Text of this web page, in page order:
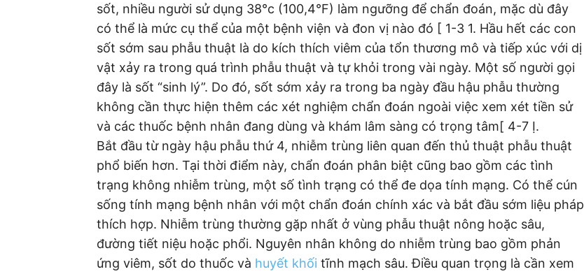
sốt, nhiều người sử dụng 38°c (100,4°F) làm ngưỡng để chẩn đoán, mặc dù đây
có thể là mức cụ thể của một bệnh viện và đon vị nào đó [ 1-3 1. Hầu hết các con
sốt sớm sau phẫu thuật là do kích thích viêm của tổn thương mô và tiếp xúc với dị
vật xảy ra trong quá trình phẫu thuật và tự khỏi trong vài ngày. Một số người gọi
đây là sốt “sinh lý”. Do đó, sốt sớm xảy ra trong ba ngày đầu hậu phẫu thường
không cần thực hiện thêm các xét nghiệm chẩn đoán ngoài việc xem xét tiền sử
và các thuốc bệnh nhân đang dùng và khám lâm sàng có trọng tâm[ 4-7 Ị.
Bắt đầu từ ngày hậu phẫu thứ 4, nhiễm trùng liên quan đến thủ thuật phẫu thuật
phổ biến hơn. Tại thời điểm này, chẩn đoán phân biệt cũng bao gồm các tình
trạng không nhiễm trùng, một số tình trạng có thể đe dọa tính mạng. Có thể cún
sống tính mạng bệnh nhân với một chẩn đoán chính xác và bắt đầu sớm liệu pháp
thích hợp. Nhiễm trùng thường gặp nhất ở vùng phẫu thuật nông hoặc sâu,
đường tiết niệu hoặc phổi. Nguyên nhân không do nhiễm trùng bao gồm phản
ứng viêm, sốt do thuốc và huyết khối tĩnh mạch sâu. Điều quan trọng là cần xem